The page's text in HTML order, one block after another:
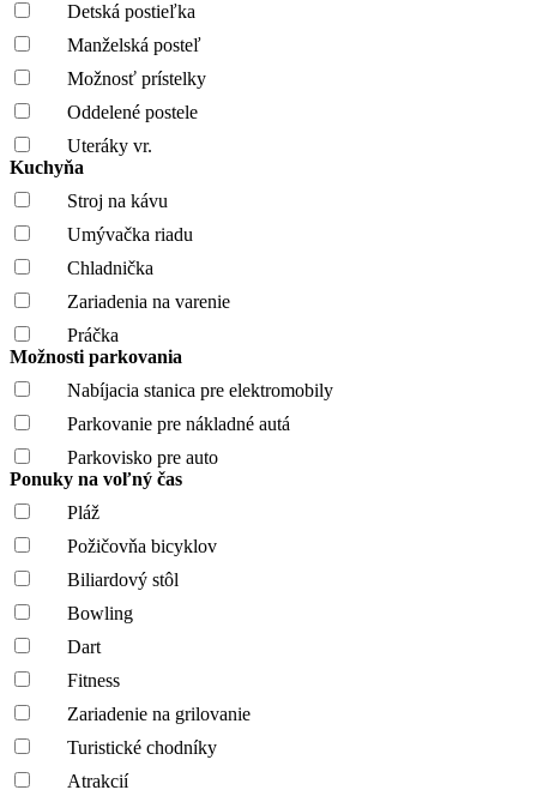
Detská postieľka
Manželská posteľ
Možnosť prístelky
Oddelené postele
Uteráky vr.
Kuchyňa
Stroj na kávu
Umývačka riadu
Chladnička
Zariadenia na varenie
Práčka
Možnosti parkovania
Nabíjacia stanica pre elektromobily
Parkovanie pre nákladné autá
Parkovisko pre auto
Ponuky na voľný čas
Pláž
Požičovňa bicyklov
Biliardový stôl
Bowling
Dart
Fitness
Zariadenie na grilovanie
Turistické chodníky
Atrakcií